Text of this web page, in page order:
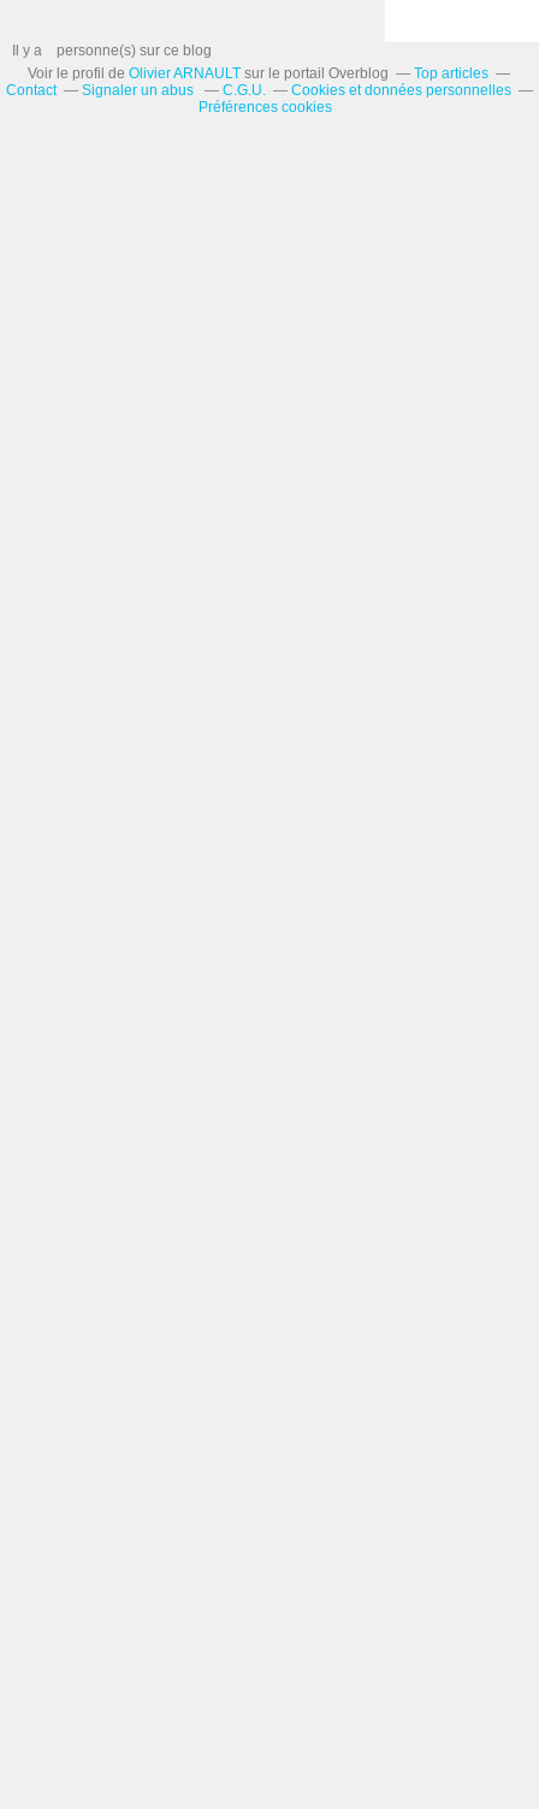
Il y a
personne(s) sur ce blog
Voir le profil deOlivier ARNAULT sur le portail Overblog
Top articles
Contact
Signaler un abus C.G.U.
Cookies et données personnelles
Préférences cookies